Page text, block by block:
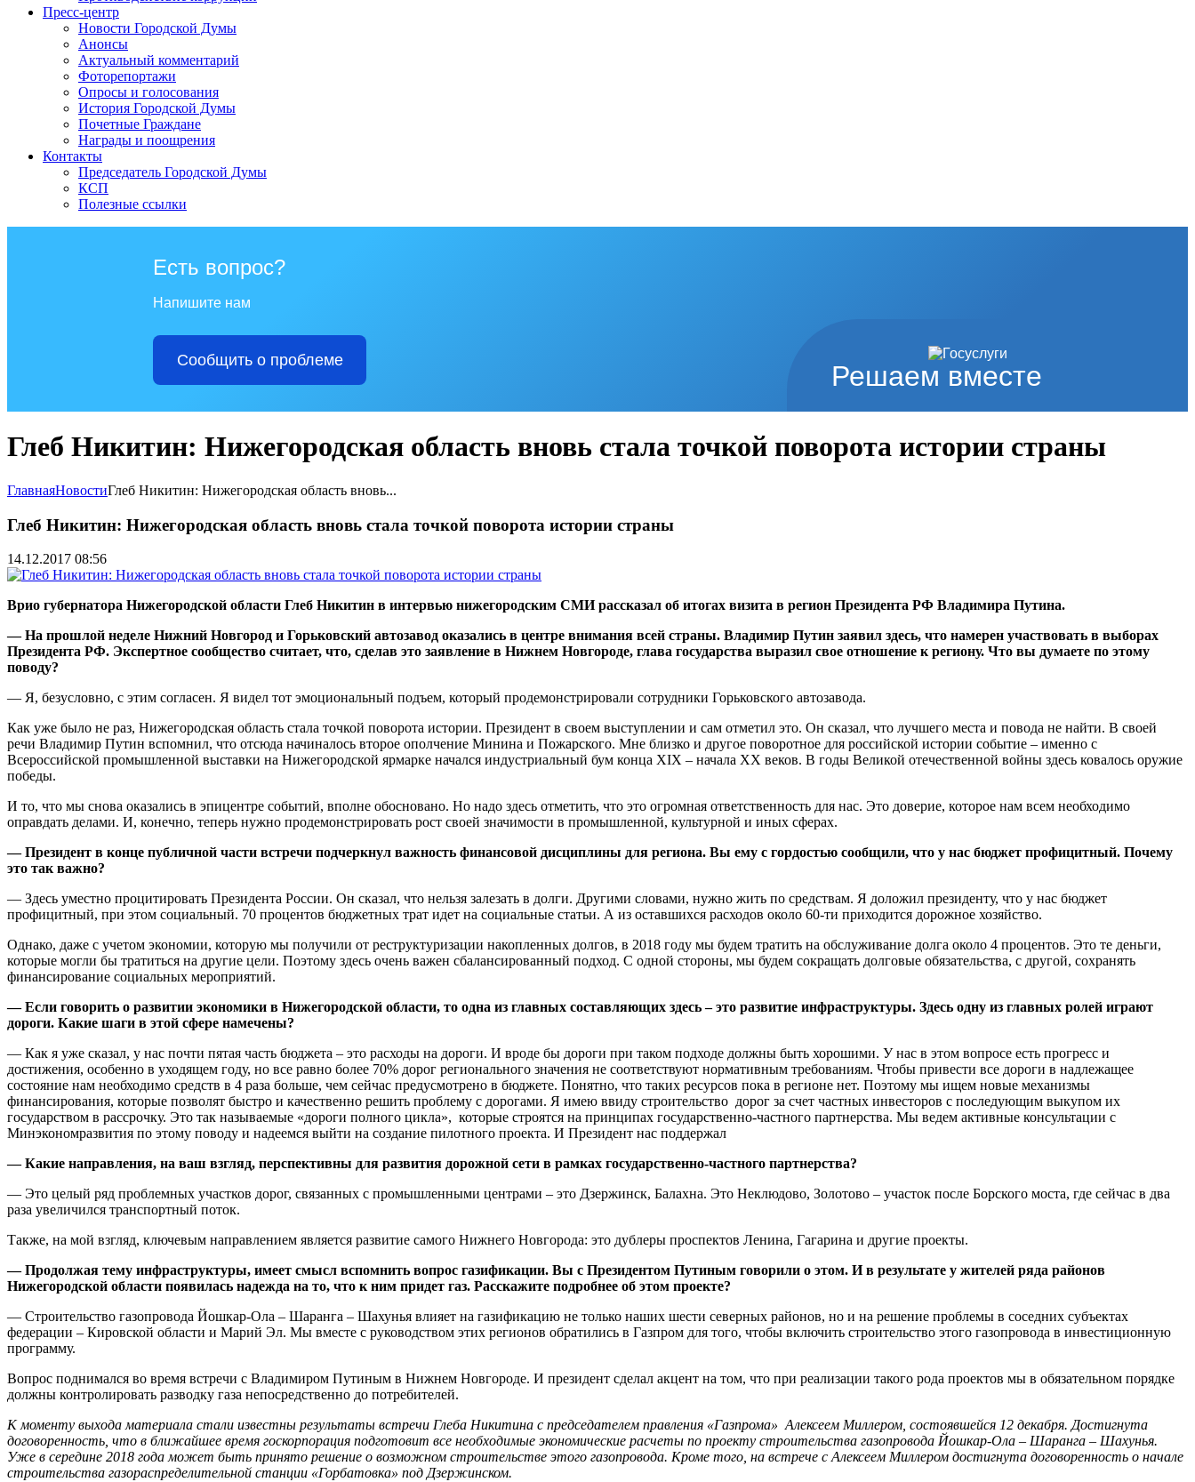
Пресс-центр
Новости Городской Думы
Анонсы
Актуальный комментарий
Фоторепортажи
Опросы и голосования
История Городской Думы
Почетные Граждане
Награды и поощрения
Контакты
Председатель Городской Думы
КСП
Полезные ссылки
Решаем вместе
Есть вопрос?
Напишите нам
Сообщить о проблеме
Глеб Никитин: Нижегородская область вновь стала точкой поворота истории страны
ГлавнаяНовостиГлеб Никитин: Нижегородская область вновь...
Глеб Никитин: Нижегородская область вновь стала точкой поворота истории страны
14.12.2017 08:56
Врио губернатора Нижегородской области Глеб Никитин в интервью нижегородским СМИ рассказал об итогах визита в регион Президента РФ Владимира Путина.
— На прошлой неделе Нижний Новгород и Горьковский автозавод оказались в центре внимания всей страны. Владимир Путин заявил здесь, что намерен участвовать в выборах
Президента РФ. Экспертное сообщество считает, что, сделав это заявление в Нижнем Новгороде, глава государства выразил свое отношение к региону. Что вы думаете по этому
поводу?
— Я, безусловно, с этим согласен. Я видел тот эмоциональный подъем, который продемонстрировали сотрудники Горьковского автозавода.
Как уже было не раз, Нижегородская область стала точкой поворота истории. Президент в своем выступлении и сам отметил это. Он сказал, что лучшего места и повода не найти. В своей
речи Владимир Путин вспомнил, что отсюда начиналось второе ополчение Минина и Пожарского. Мне близко и другое поворотное для российской истории событие – именно с
Всероссийской промышленной выставки на Нижегородской ярмарке начался индустриальный бум конца XIX – начала XX веков. В годы Великой отечественной войны здесь ковалось оружие
победы.
И то, что мы снова оказались в эпицентре событий, вполне обосновано. Но надо здесь отметить, что это огромная ответственность для нас. Это доверие, которое нам всем необходимо
оправдать делами. И, конечно, теперь нужно продемонстрировать рост своей значимости в промышленной, культурной и иных сферах.
— Президент в конце публичной части встречи подчеркнул важность финансовой дисциплины для региона. Вы ему с гордостью сообщили, что у нас бюджет профицитный. Почему
это так важно?
— Здесь уместно процитировать Президента России. Он сказал, что нельзя залезать в долги. Другими словами, нужно жить по средствам. Я доложил президенту, что у нас бюджет
профицитный, при этом социальный. 70 процентов бюджетных трат идет на социальные статьи. А из оставшихся расходов около 60-ти приходится дорожное хозяйство.
Однако, даже с учетом экономии, которую мы получили от реструктуризации накопленных долгов, в 2018 году мы будем тратить на обслуживание долга около 4 процентов. Это те деньги,
которые могли бы тратиться на другие цели. Поэтому здесь очень важен сбалансированный подход. С одной стороны, мы будем сокращать долговые обязательства, с другой, сохранять
финансирование социальных мероприятий.
— Если говорить о развитии экономики в Нижегородской области, то одна из главных составляющих здесь – это развитие инфраструктуры. Здесь одну из главных ролей играют
дороги. Какие шаги в этой сфере намечены?
— Как я уже сказал, у нас почти пятая часть бюджета – это расходы на дороги. И вроде бы дороги при таком подходе должны быть хорошими. У нас в этом вопросе есть прогресс и
достижения, особенно в уходящем году, но все равно более 70% дорог регионального значения не соответствуют нормативным требованиям. Чтобы привести все дороги в надлежащее
состояние нам необходимо средств в 4 раза больше, чем сейчас предусмотрено в бюджете. Понятно, что таких ресурсов пока в регионе нет. Поэтому мы ищем новые механизмы
финансирования, которые позволят быстро и качественно решить проблему с дорогами. Я имею ввиду строительство дорог за счет частных инвесторов с последующим выкупом их
государством в рассрочку. Это так называемые «дороги полного цикла», которые строятся на принципах государственно-частного партнерства. Мы ведем активные консультации с
Минэкономразвития по этому поводу и надеемся выйти на создание пилотного проекта. И Президент нас поддержал
— Какие направления, на ваш взгляд, перспективны для развития дорожной сети в рамках государственно-частного партнерства?
— Это целый ряд проблемных участков дорог, связанных с промышленными центрами – это Дзержинск, Балахна. Это Неклюдово, Золотово – участок после Борского моста, где сейчас в два
раза увеличился транспортный поток.
Также, на мой взгляд, ключевым направлением является развитие самого Нижнего Новгорода: это дублеры проспектов Ленина, Гагарина и другие проекты.
— Продолжая тему инфраструктуры, имеет смысл вспомнить вопрос газификации. Вы с Президентом Путиным говорили о этом. И в результате у жителей ряда районов
Нижегородской области появилась надежда на то, что к ним придет газ. Расскажите подробнее об этом проекте?
— Строительство газопровода Йошкар-Ола – Шаранга – Шахунья влияет на газификацию не только наших шести северных районов, но и на решение проблемы в соседних субъектах
федерации – Кировской области и Марий Эл. Мы вместе с руководством этих регионов обратились в Газпром для того, чтобы включить строительство этого газопровода в инвестиционную
программу.
Вопрос поднимался во время встречи с Владимиром Путиным в Нижнем Новгороде. И президент сделал акцент на том, что при реализации такого рода проектов мы в обязательном порядке
должны контролировать разводку газа непосредственно до потребителей.
К моменту выхода материала стали известны результаты встречи Глеба Никитина с председателем правления «Газпрома» Алексеем Миллером, состоявшейся 12 декабря. Достигнута
договоренность, что в ближайшее время госкорпорация подготовит все необходимые экономические расчеты по проекту строительства газопровода Йошкар-Ола – Шаранга – Шахунья.
Уже в середине 2018 года может быть принято решение о возможном строительстве этого газопровода. Кроме того, на встрече с Алексеем Миллером достигнута договоренность о начале
строительства газораспределительной станции «Горбатовка» под Дзержинском.